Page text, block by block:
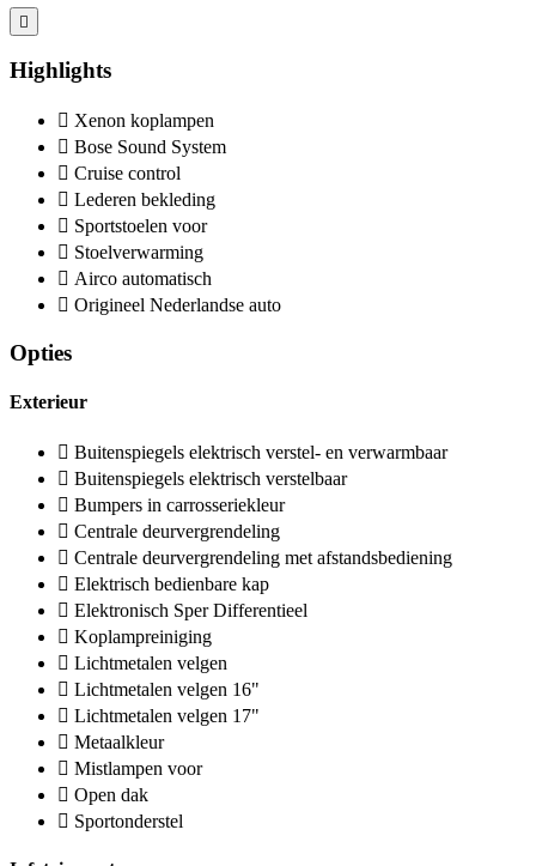
Highlights
Xenon koplampen
Bose Sound System
Cruise control
Lederen bekleding
Sportstoelen voor
Stoelverwarming
Airco automatisch
Origineel Nederlandse auto
Opties
Exterieur
Buitenspiegels elektrisch verstel- en verwarmbaar
Buitenspiegels elektrisch verstelbaar
Bumpers in carrosseriekleur
Centrale deurvergrendeling
Centrale deurvergrendeling met afstandsbediening
Elektrisch bedienbare kap
Elektronisch Sper Differentieel
Koplampreiniging
Lichtmetalen velgen
Lichtmetalen velgen 16"
Lichtmetalen velgen 17"
Metaalkleur
Mistlampen voor
Open dak
Sportonderstel